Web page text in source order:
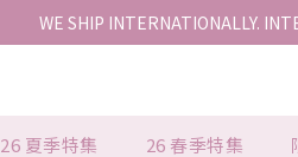
香港地區全店免運。免
WE SHIP INTERNATIONALLY.
26 夏季特集 26 春季特集